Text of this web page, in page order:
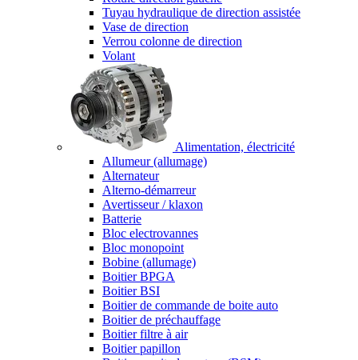
Tuyau hydraulique de direction assistée
Vase de direction
Verrou colonne de direction
Volant
Alimentation, électricité
Allumeur (allumage)
Alternateur
Alterno-démarreur
Avertisseur / klaxon
Batterie
Bloc electrovannes
Bloc monopoint
Bobine (allumage)
Boitier BPGA
Boitier BSI
Boitier de commande de boite auto
Boitier de préchauffage
Boitier filtre à air
Boitier papillon